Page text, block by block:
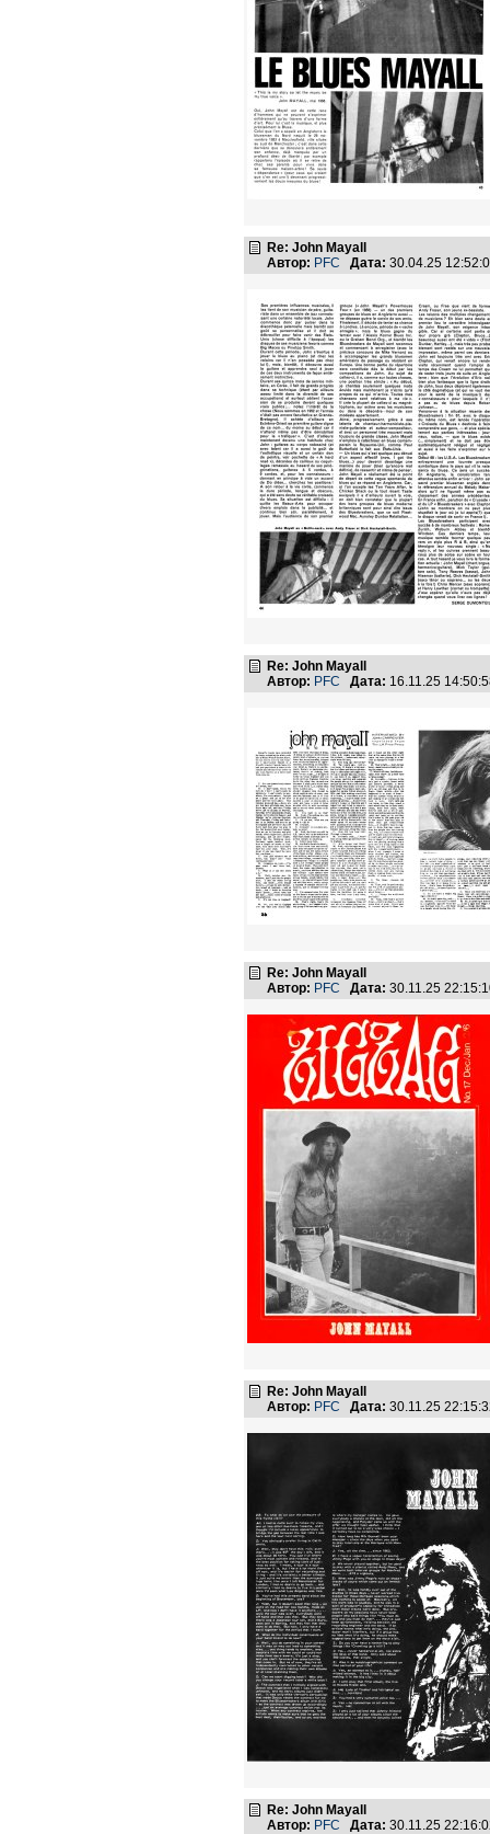
Re: John Mayall
Автор: PFC Дата: 30.04.25
Re: John Mayall
Автор: PFC Дата: 16.11.25
Re: John Mayall
Автор: PFC Дата: 30.11.25
Re: John Mayall
Автор: PFC Дата: 30.11.25
Re: John Mayall
Автор: PFC Дата: 30.11.25